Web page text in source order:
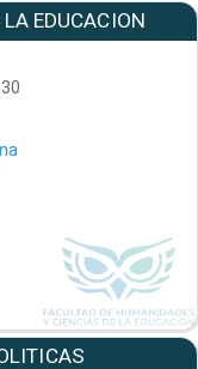
EDUCACION